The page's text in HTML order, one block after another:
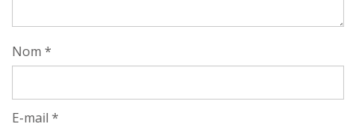
Nom *
E-mail *